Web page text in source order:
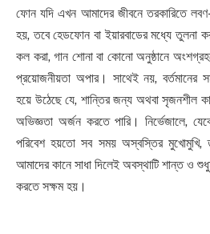
ফোন যদি এখন আমাদের জীবনে তরকারিতে
হয়, তবে হেডফোন বা ইয়ারবাডের মধ্যে তুলনা
কল করা, গান শোনা বা কোনো অনুষ্ঠানে
প্রয়োজনীয়তা অপার। সাথেই নয়, বর্তমানের
হয়ে উঠেছে যে, শান্তির জন্য অথবা সৃজনশীল
অভিজ্ঞতা অর্জন করতে পারি। নির্ভেজালে,
পরিবেশ হয়তো সব সময় অস্বস্তির মুখোমুখি,
আমাদের কানে সাধা দিলেই অবস্থাটি শান্ত ও
করতে সক্ষম হয়।